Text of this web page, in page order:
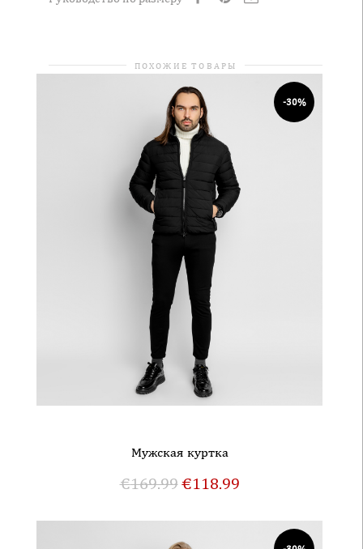
ПОХОЖИЕ ТОВАРЫ
-30%
Mужская куртка
€169.99€118.99